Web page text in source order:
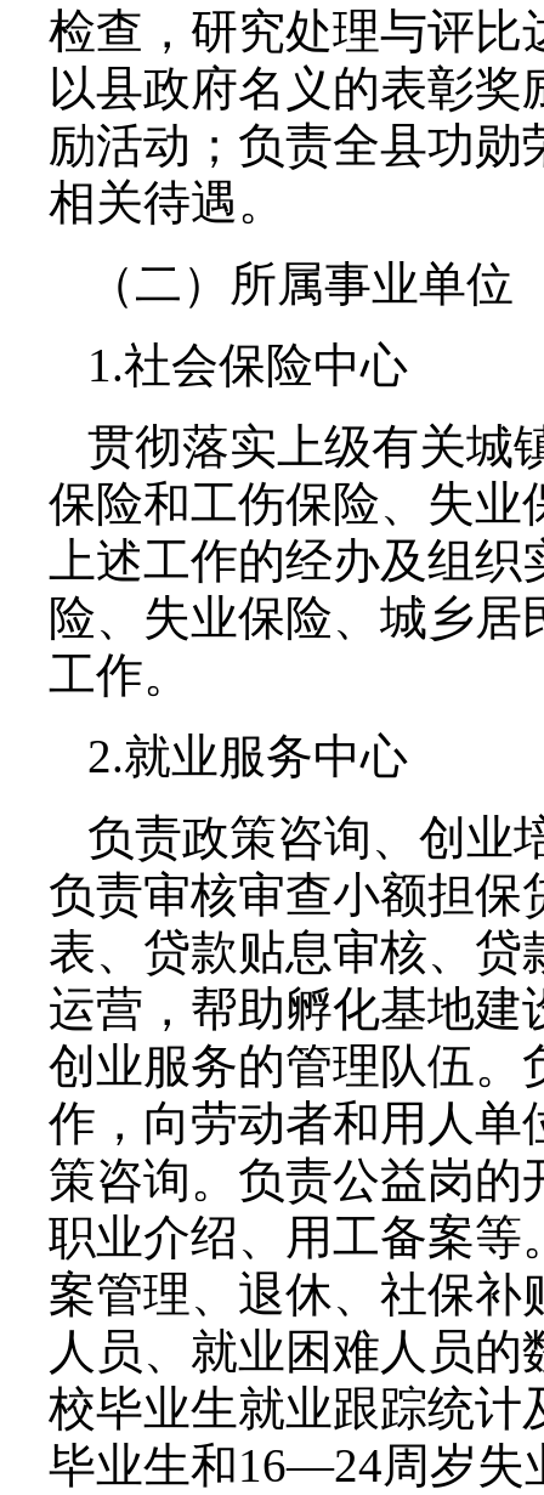
检查，研究处理与评比
以县政府名义的表彰
励活动；负责全县功
相关待遇。
（二）所属事业单位
1.社会保险中心
贯彻落实上级有关城
保险和工伤保险、失业
上述工作的经办及组
险、失业保险、城乡
工作。
2.就业服务中心
负责政策咨询、创业
负责审核审查小额担保
表、贷款贴息审核、贷
运营，帮助孵化基地建
创业服务的管理队伍。
作，向劳动者和用人单
策咨询。负责公益岗的
职业介绍、用工备案等
案管理、退休、社保补
人员、就业困难人员
校毕业生就业跟踪统计
毕业生和16—24周岁失